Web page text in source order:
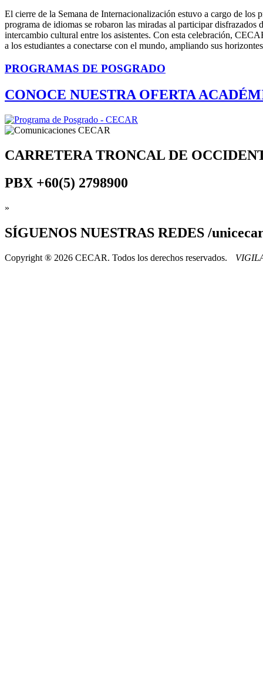
El cierre de la Semana de Internacionalización estuvo a cargo de
programa de idiomas se robaron las miradas al participar
intercambio cultural entre los asistentes. Con esta celebración,
a los estudiantes a conectarse con el mundo, ampliando sus
PROGRAMAS DE POSGRADO
CONOCE NUESTRA OFERTA
CARRETERA TRONCAL DE
PBX +60(5) 2798900
»
SÍGUENOS NUESTRAS REDES /
Copyright ® 2026 CECAR. Todos los derechos reservados.